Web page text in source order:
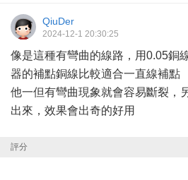
QiuDer
2024-12-1 20:30:25
像是這種有彎曲的線路，用0.05銅
器的補點銅線比較適合一直線補點
他一但有彎曲現象就會容易斷裂，
出來，效果會出奇的好用
評分